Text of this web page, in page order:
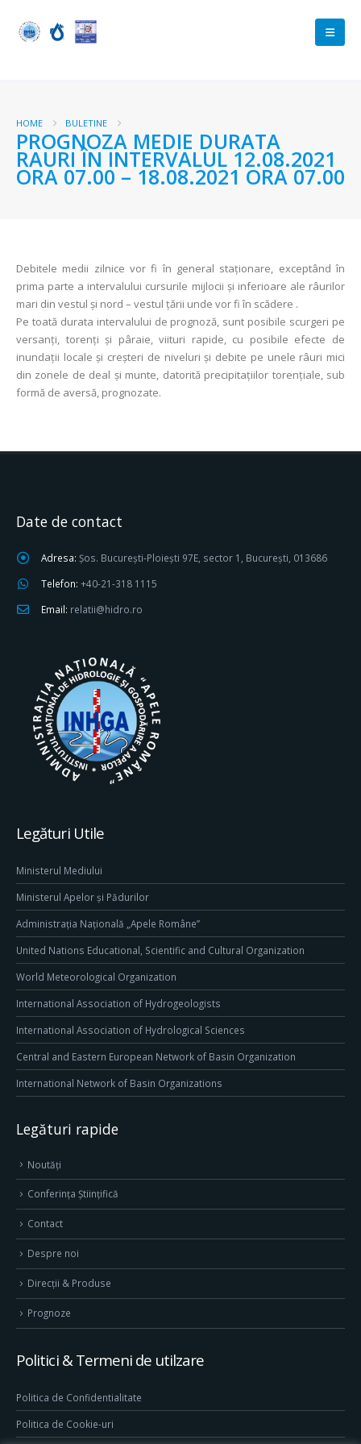
HOME BULETINE
PROGNOZA MEDIE DURATA
RAURI ÎN INTERVALUL 12.08.2021
ORA 07.00 – 18.08.2021 ORA 07.00
Debitele medii zilnice vor fi în general staționare, exceptând în
prima parte a intervalului cursurile mijlocii și inferioare ale râurilor
mari din vestul și nord – vestul țării unde vor fi în scădere .
Pe toată durata intervalului de prognoză, sunt posibile scurgeri pe
versanți, torenți şi pâraie, viituri rapide, cu posibile efecte de
inundații locale și creșteri de niveluri și debite pe unele râuri mici
din zonele de deal şi munte, datorită precipitațiilor torențiale, sub
formă de aversă, prognozate.
Date de contact
Adresa: Șos. București-Ploiești 97E, sector 1, București, 013686
Telefon: +40-21-318 1115
Email: relatii@hidro.ro
Legături Utile
Ministerul Mediului
Ministerul Apelor și Pădurilor
Administrația Națională „Apele Române”
United Nations Educational, Scientific and Cultural Organization
World Meteorological Organization
International Association of Hydrogeologists
International Association of Hydrological Sciences
Central and Eastern European Network of Basin Organization
International Network of Basin Organizations
Legături rapide
Noutăți
Conferința Științifică
Contact
Despre noi
Direcţii & Produse
Prognoze
Politici & Termeni de utilzare
Politica de Confidentialitate
Politica de Cookie-uri